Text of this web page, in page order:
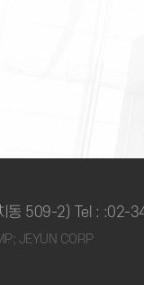
동 509-2) Tel : :02-
JEYUN CORP